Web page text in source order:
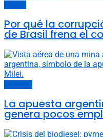
Por qué la
de Brasil frena el
La apuesta
genera pocos